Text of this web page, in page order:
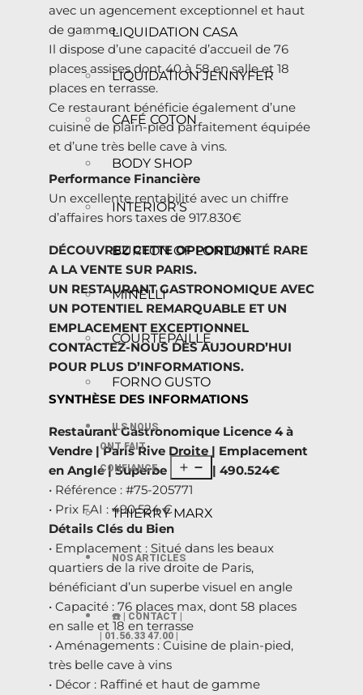
LIQUIDATION CASA
LIQUIDATION JENNYFER
CAFÉ COTON
BODY SHOP
INTERIOR’S
BURTON OF LONDON
MINELLI
COURTEPAILLE
FORNO GUSTO
ILS NOUS
ONT FAIT
CONFIANCE
THIERRY MARX
NOS ARTICLES
☎️ | CONTACT |
| 01.56.33 47.00 |
avec un agencement exceptionnel et haut
de gamme.
Il dispose d’une capacité d’accueil de 76
places assises dont 40 à 58 en salle et 18
places en terrasse.
Ce restaurant bénéficie également d’une
cuisine de plain-pied parfaitement équipée
et d’une très belle cave à vins.
Performance Financière
Un excellente rentabilité avec un chiffre
d’affaires hors taxes de 917.830€
DÉCOUVREZ CETTE OPPORTUNITÉ RARE
A LA VENTE SUR PARIS.
UN RESTAURANT GASTRONOMIQUE AVEC
UN POTENTIEL REMARQUABLE ET UN
EMPLACEMENT EXCEPTIONNEL
CONTACTEZ-NOUS DÈS AUJOURD’HUI
POUR PLUS D’INFORMATIONS.
SYNTHÈSE DES INFORMATIONS
Restaurant Gastronomique Licence 4 à
Vendre | Paris Rive Droite | Emplacement
en Angle | Superbe Visuel | 490.524€
• Référence : #75-205771
• Prix FAI : 490.524 €
Détails Clés du Bien
• Emplacement : Situé dans les beaux
quartiers de la rive droite de Paris,
bénéficiant d’un superbe visuel en angle
• Capacité : 76 places max, dont 58 places
en salle et 18 en terrasse
• Aménagements : Cuisine de plain-pied,
très belle cave à vins
• Décor : Raffiné et haut de gamme